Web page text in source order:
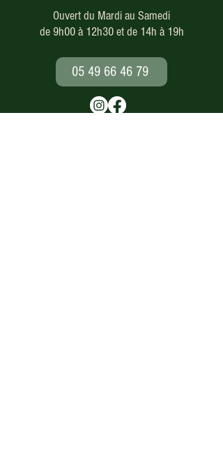
Ouvert du Mardi au Samedi
de 9h00 à 12h30 et de 14h à 19h
05 49 66 46 79